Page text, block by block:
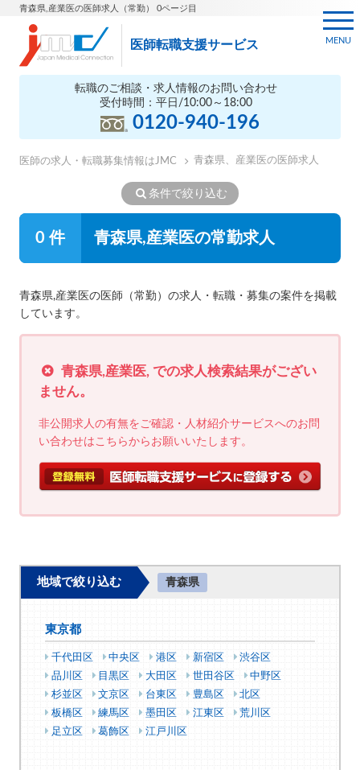
青森県,産業医の医師求人（常勤） 0ページ目
医師転職支援サービス
転職のご相談・求人情報のお問い合わせ
受付時間：平日/10:00～18:00
0120-940-196
MENU
医師の求人・転職募集情報はJMC 青森県、産業医の医師求人
条件で絞り込む
0 件 青森県,産業医の常勤求人
青森県,産業医の医師（常勤）の求人・転職・募集の案件を掲載
しています。
青森県,産業医, での求人検索結果がござい
ません。
非公開求人の有無をご確認・人材紹介サービスへのお問
い合わせはこちらからお願いいたします。
地域で絞り込む 青森県
東京都
千代田区 中央区 港区 新宿区
渋谷区
品川区
目黒区 大田区 世田谷区
中野区
杉並区
文京区 台東区 豊島区
北区
板橋区
練馬区 墨田区 江東区
荒川区
足立区
葛飾区 江戸川区